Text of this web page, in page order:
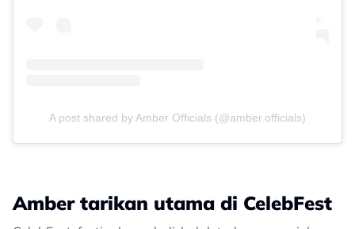
A post shared by Amber Officials (@amber.officials)
Amber tarikan utama di CelebFest